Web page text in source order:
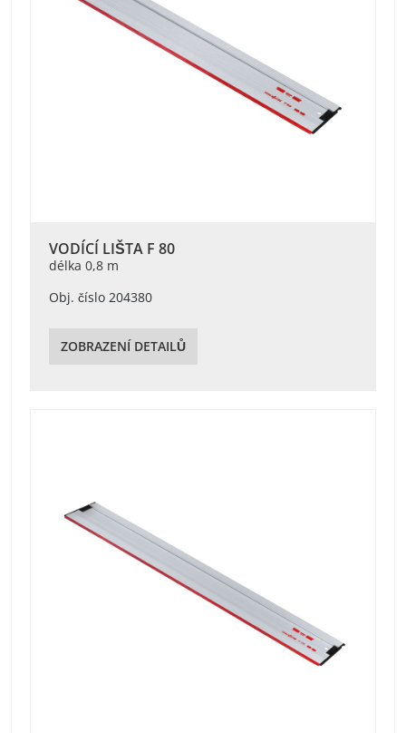
VODÍCÍ LIŠTA F 80
délka 0,8 m
Obj. číslo 204380
ZOBRAZENÍ DETAILŮ